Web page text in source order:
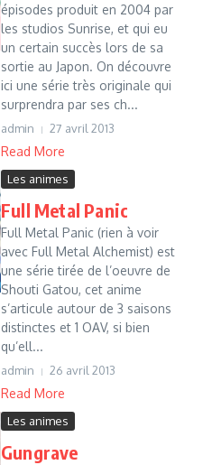
épisodes produit en 2004 par
les studios Sunrise, et qui eu
un certain succès lors de sa
sortie au Japon. On découvre
ici une série très originale qui
surprendra par ses ch...
admin 27 avril 2013
Read More
Les animes
Full Metal Panic
Full Metal Panic (rien à voir
avec Full Metal Alchemist) est
une série tirée de l’oeuvre de
Shouti Gatou, cet anime
s’articule autour de 3 saisons
distinctes et 1 OAV, si bien
qu’ell...
admin 26 avril 2013
Read More
Les animes
Gungrave